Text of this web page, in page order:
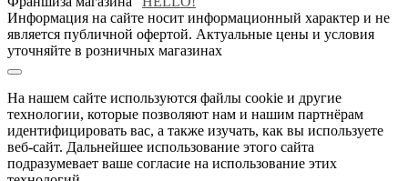
Информация на сайте носит информационный характер и не
является публичной офертой. Актуальные цены и условия
уточняйте в розничных магазинах
На нашем сайте используются файлы cookie и другие
технологии, которые позволяют нам и нашим партнёрам
идентифицировать вас, а также изучать, как вы используете
веб-сайт. Дальнейшее использование этого сайта
подразумевает ваше согласие на использование этих